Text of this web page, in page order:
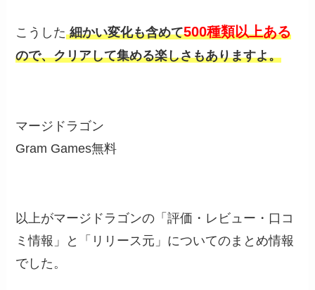
こうした細かい変化も含めて500種類以上ある
ので、クリアして集める楽しさもありますよ。
マージドラゴン
Gram Games無料
以上がマージドラゴンの「評価・レビュー・口コ
ミ情報」と「リリース元」についてのまとめ情報
でした。